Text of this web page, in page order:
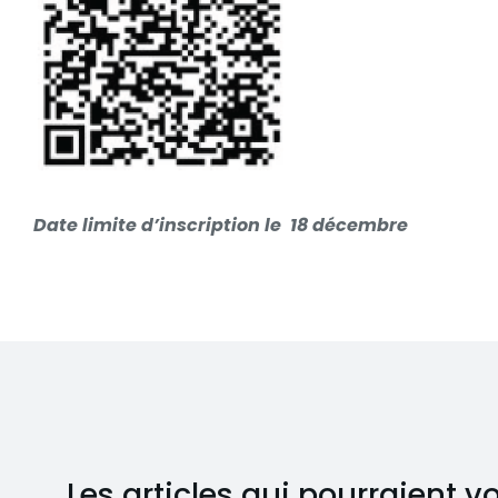
Date limite d’inscription le 18 décembre